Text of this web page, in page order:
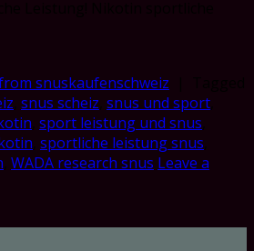
snuskaufenschweiz
snus scheiz snus und sport
sport leistung und snus
sportliche leistung snus
WADA research snus Leave a